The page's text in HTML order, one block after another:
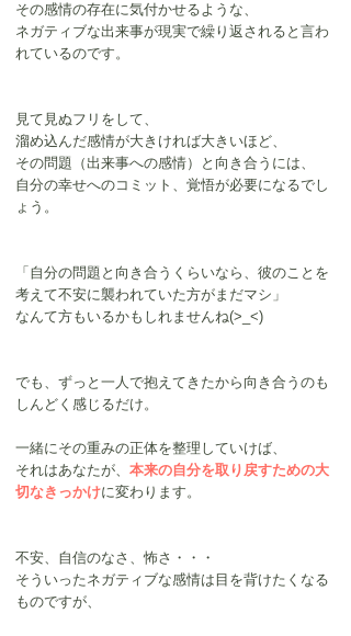
その感情の存在に気付かせるような、
ネガティブな出来事が現実で繰り返されると言わ
れているのです。
見て見ぬフリをして、
溜め込んだ感情が大きければ大きいほど、
その問題（出来事への感情）と向き合うには、
自分の幸せへのコミット、覚悟が必要になるでし
ょう。
「自分の問題と向き合うくらいなら、彼のことを
考えて不安に襲われていた方がまだマシ」
なんて方もいるかもしれませんね(>_<)
でも、ずっと一人で抱えてきたから向き合うのも
しんどく感じるだけ。
一緒にその重みの正体を整理していけば、
それはあなたが、 本来の自分を取り戻すための大
切なきっかけに変わります。
不安、自信のなさ、怖さ・・・
そういったネガティブな感情は目を背けたくなる
ものですが、